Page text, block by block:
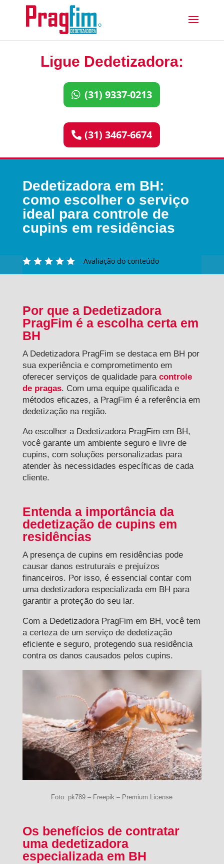
Ligue Dedetizadora:
(31) 9337-0213
(31) 3467-6674
Dedetizadora em BH:
como escolher o serviço
ideal para controle de
cupins em residências
Avaliação do conteúdo
Por que a Dedetizadora
PragFim é a escolha certa em
BH
A Dedetizadora PragFim se destaca em BH por
sua experiência e comprometimento em
oferecer serviços de qualidade para controle
de pragas. Com uma equipe qualificada e
métodos eficazes, a PragFim é a referência em
dedetização na região.
Ao escolher a Dedetizadora PragFim em BH,
você garante um ambiente seguro e livre de
cupins, com soluções personalizadas para
atender às necessidades específicas de cada
cliente.
Entenda a importância da
dedetização de cupins em
residências
A presença de cupins em residências pode
causar danos estruturais e prejuízos
financeiros. Por isso, é essencial contar com
uma dedetizadora especializada em BH para
garantir a proteção do seu lar.
Com a Dedetizadora PragFim em BH, você tem
a certeza de um serviço de dedetização
eficiente e seguro, protegendo sua residência
contra os danos causados pelos cupins.
Foto: pk789 – Freepik – Premium License
Os benefícios de contratar
uma dedetizadora
especializada em BH